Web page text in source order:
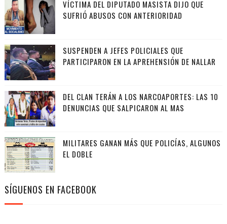
VÍCTIMA DEL DIPUTADO MASISTA DIJO QUE
SUFRIÓ ABUSOS CON ANTERIORIDAD
SUSPENDEN A JEFES POLICIALES QUE
PARTICIPARON EN LA APREHENSIÓN DE NALLAR
DEL CLAN TERÁN A LOS NARCOAPORTES: LAS 10
DENUNCIAS QUE SALPICARON AL MAS
MILITARES GANAN MÁS QUE POLICÍAS, ALGUNOS
EL DOBLE
SÍGUENOS EN FACEBOOK